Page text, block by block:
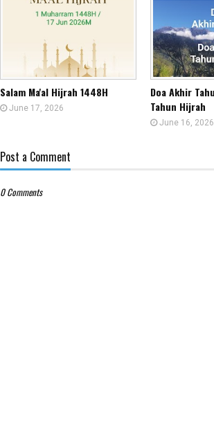
Salam Ma'al Hijrah 1448H
June 17, 2026
Doa Akhir
Tahun Hijrah
June 16, 2026
Post a Comment
0 Comments